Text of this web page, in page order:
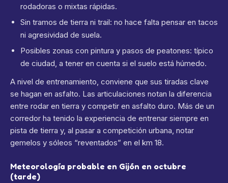
rodadoras o mixtas rápidas.
Sin tramos de tierra ni trail: no hace falta pensar en tacos
ni agresividad de suela.
Posibles zonas con pintura y pasos de peatones: típico
de ciudad, a tener en cuenta si el suelo está húmedo.
A nivel de entrenamiento, conviene que sus tiradas clave
se hagan en asfalto. Las articulaciones notan la diferencia
entre rodar en tierra y competir en asfalto duro. Más de un
corredor ha tenido la experiencia de entrenar siempre en
pista de tierra y, al pasar a competición urbana, notar
gemelos y sóleos “reventados” en el km 18.
Meteorología probable en Gijón en octubre
(tarde)